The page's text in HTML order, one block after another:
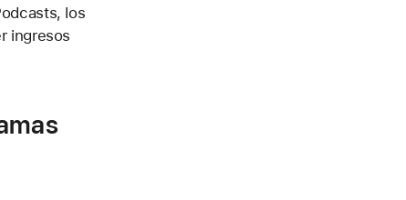
los
ingresos